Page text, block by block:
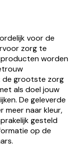
voor de
zorg te
producten worden
de grootste zorg
als doel jouw
De geleverde
meer naar kleur,
gesteld
op de